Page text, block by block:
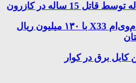
توقیف خودروی ام‌وی‌ام X33 با ۱۳۰ میلیون ریال
برق در کوار